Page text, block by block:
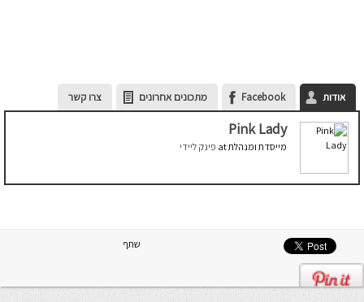
אודות Facebook מתכונים אחרונים צרו קשר
Pink Lady
מייסדת ומנהלת פינק ליידי
שתף